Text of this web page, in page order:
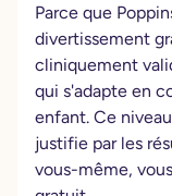
Parce que
divertissement
cliniquement
qui s'adapte en
enfant. Ce
justifie par les
vous-même,